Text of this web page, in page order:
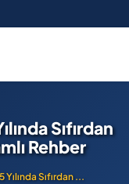
Sıfırdan
Rehber
Sıfırdan ...